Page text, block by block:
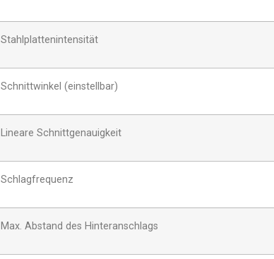
Stahlplattenintensität
Schnittwinkel (einstellbar)
Lineare Schnittgenauigkeit
Schlagfrequenz
Max. Abstand des Hinteranschlags